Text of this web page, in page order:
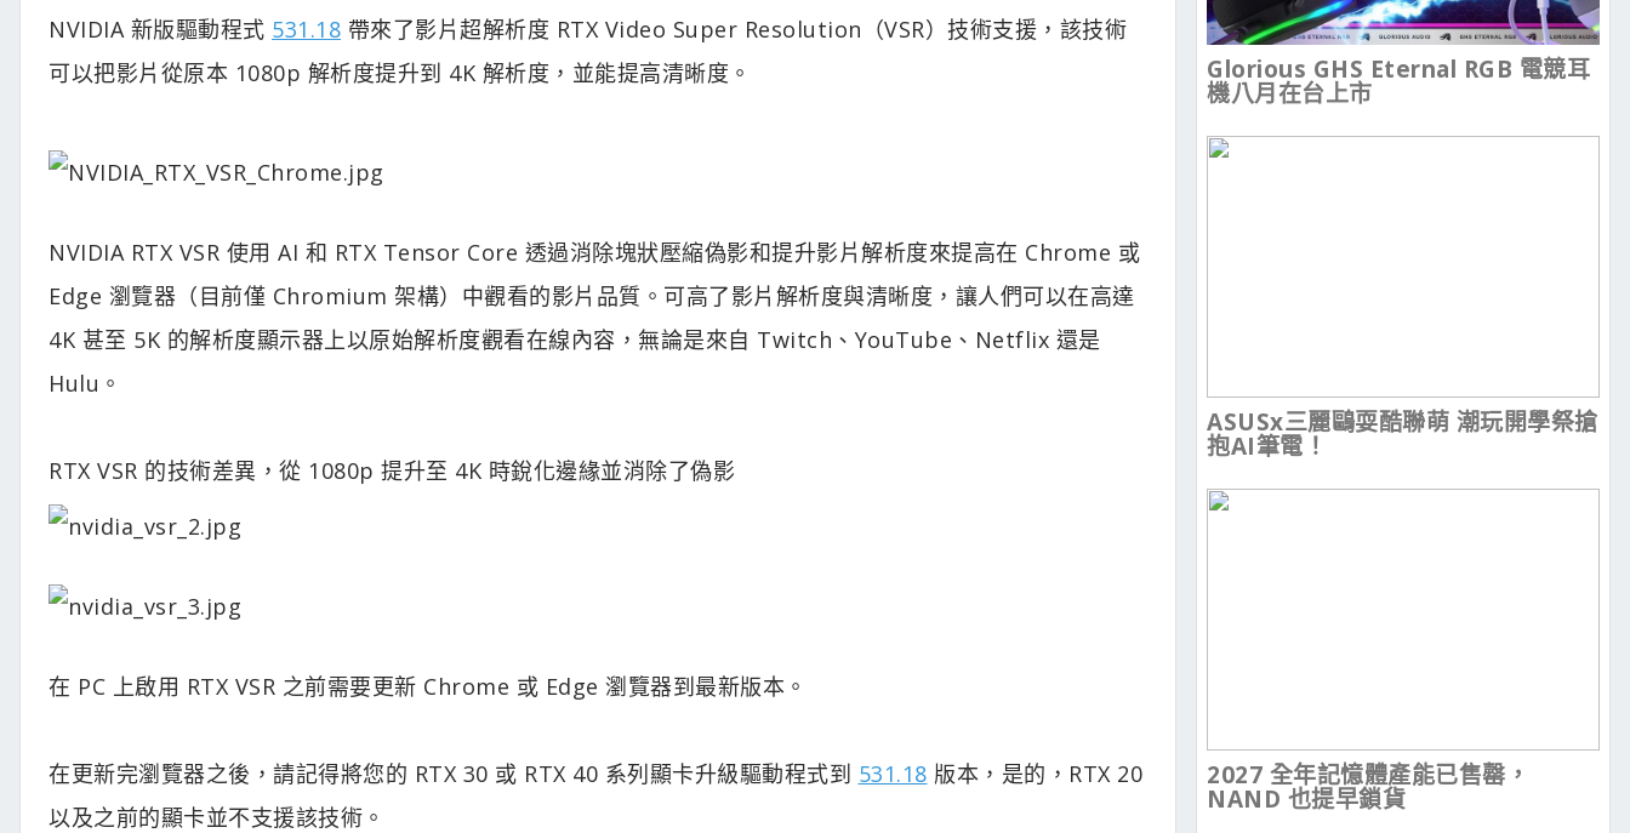
NVIDIA 新版驅動程式 531.18 帶來了影片超解析度 RTX Video Super Resolution（VSR）技術支援，該技術
可以把影片從原本 1080p 解析度提升到 4K 解析度，並能提高清晰度。
NVIDIA RTX VSR 使用 AI 和 RTX Tensor Core 透過消除塊狀壓縮偽影和提升影片解析度來提高在 Chrome 或
Edge 瀏覽器（目前僅 Chromium 架構）中觀看的影片品質。可高了影片解析度與清晰度，讓人們可以在高達
4K 甚至 5K 的解析度顯示器上以原始解析度觀看在線內容，無論是來自 Twitch、YouTube、Netflix 還是
Hulu。
RTX VSR 的技術差異，從 1080p 提升至 4K 時銳化邊緣並消除了偽影
在 PC 上啟用 RTX VSR 之前需要更新 Chrome 或 Edge 瀏覽器到最新版本。
在更新完瀏覽器之後，請記得將您的 RTX 30 或 RTX 40 系列顯卡升級驅動程式到 531.18 版本，是的，RTX 20
以及之前的顯卡並不支援該技術。
Glorious GHS Eternal RGB 電競耳
機八月在台上市
ASUSx三麗鷗耍酷聯萌 潮玩開學祭搶
抱AI筆電！
2027 全年記憶體產能已售罄，
NAND 也提早鎖貨